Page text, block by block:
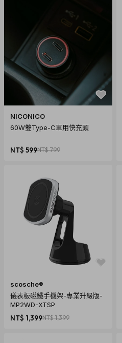
NICONICO
60W雙Type-C車用快充頭
NT$ 599NT$ 799
scosche®
儀表板磁鐵手機架-專業升級版-
MP2WD-XTSP
NT$ 1,399NT$ 1,399